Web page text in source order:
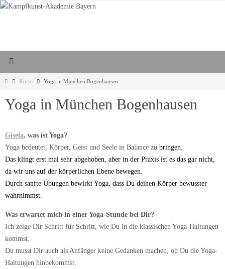
Zum
StartKurse Yoga in München Bogenhausen
Yoga in München Bogenhausen
Gisela, was ist Yoga?
Yoga bedeutet, Körper, Geist und Seele in Balance zu bringen.
Das klingt erst mal sehr abgehoben, aber in der Praxis ist es das gar nicht,
da wir uns auf der körperlichen Ebene bewegen.
Durch sanfte Übungen bewirkt Yoga, dass Du deinen Körper bewusster
wahrnimmst.
Was erwartet mich in einer Yoga-Stunde bei Dir?
Ich zeige Dir Schritt für Schritt, wie Du in die klassischen Yoga-Haltungen
kommst.
Du musst Dir auch als Anfänger keine Gedanken machen, ob Du die Yoga-
Haltungen hinbekommst.